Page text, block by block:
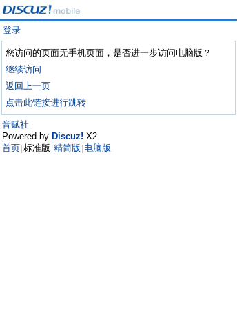
登录
您访问的页面无手机页面，是否进一步访问电脑版？
继续访问
返回上一页
点击此链接进行跳转
音赋社
Powered by Discuz! X2
首页 标准版 精简版 电脑版